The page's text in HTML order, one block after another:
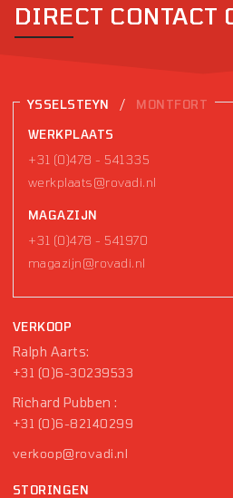
DIRECT CONTACT
YSSELSTEYN / MONTFORT
WERKPLAATS
+31 (0)478 - 541335
werkplaats@rovadi.nl
MAGAZIJN
+31 (0)478 - 541970
magazijn@rovadi.nl
VERKOOP
Ralph Aarts:
+31 (0)6-30239533
Richard Pubben :
+31 (0)6-82140299
verkoop@rovadi.nl
STORINGEN